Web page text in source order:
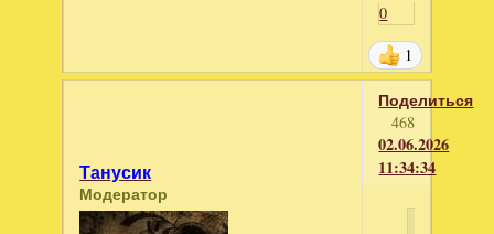
0
1
Поделиться
468
02.06.2026
11:34:34
Танусик
Модератор